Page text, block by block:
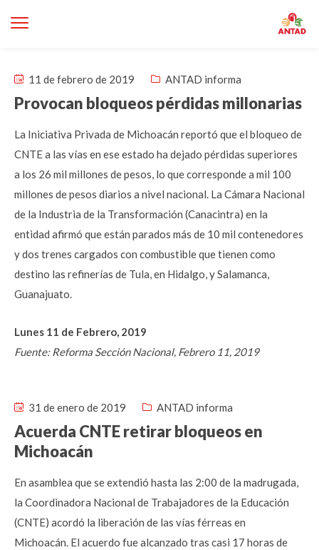
11 de febrero de 2019 ANTAD informa
Provocan bloqueos pérdidas millonarias
La Iniciativa Privada de Michoacán reportó que el bloqueo de
CNTE a las vías en ese estado ha dejado pérdidas superiores
a los 26 mil millones de pesos, lo que corresponde a mil 100
millones de pesos diarios a nivel nacional. La Cámara Nacional
de la Industria de la Transformación (Canacintra) en la
entidad afirmó que están parados más de 10 mil contenedores
y dos trenes cargados con combustible que tienen como
destino las refinerías de Tula, en Hidalgo, y Salamanca,
Guanajuato.
Lunes 11 de Febrero, 2019
Fuente: Reforma Sección Nacional, Febrero 11, 2019
31 de enero de 2019 ANTAD informa
Acuerda CNTE retirar bloqueos en
Michoacán
En asamblea que se extendió hasta las 2:00 de la madrugada,
la Coordinadora Nacional de Trabajadores de la Educación
(CNTE) acordó la liberación de las vías férreas en
Michoacán. El acuerdo fue alcanzado tras casi 17 horas de